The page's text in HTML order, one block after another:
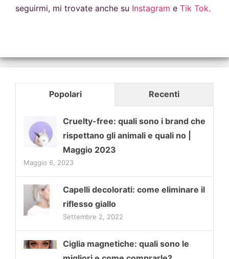
seguirmi, mi trovate anche su Instagram e Tik Tok.
Popolari Recenti
Cruelty-free: quali sono i brand che
rispettano gli animali e quali no |
Maggio 2023
Maggio 6, 2023
Capelli decolorati: come eliminare il
riflesso giallo
Settembre 2, 2022
Ciglia magnetiche: quali sono le